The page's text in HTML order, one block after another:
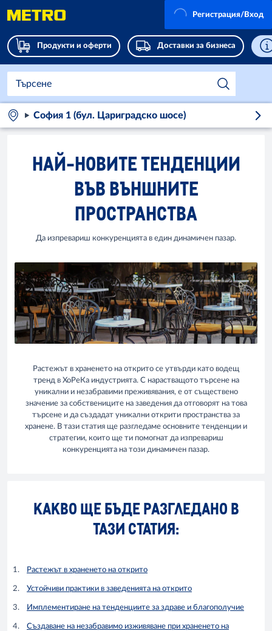
Продукти и оферти Доставки за бизнеса
Регистрация/Вход
София 1 (бул. Цариградско шосе)
НАЙ-НОВИТЕ ТЕНДЕНЦИИ
ВЪВ ВЪНШНИТЕ
ПРОСТРАНСТВА
Да изпревариш конкуренцията в един динамичен пазар.
Растежът в храненето на открито се утвърди като водещ
тренд в ХоРеКа индустрията. С нарастващото търсене на
уникални и незабравими преживявания, е от съществено
значение за собствениците на заведения да отговорят на това
търсене и да създадат уникални открити пространства за
хранене. В тази статия ще разгледаме основните тенденции и
стратегии, които ще ти помогнат да изпревариш
конкуренцията на този динамичен пазар.
КАКВО ЩЕ БЪДЕ РАЗГЛЕДАНО В
ТАЗИ СТАТИЯ:
Растежът в храненето на открито
Устойчиви практики в заведенията на открито
Имплементиране на тенденциите за здраве и благополучие
Създаване на незабравимо изживяване при храненето на